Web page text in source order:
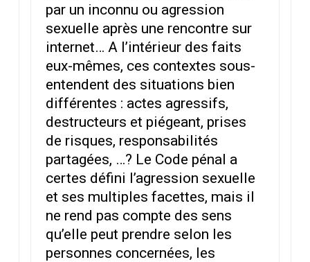
par un inconnu ou agression
sexuelle après une rencontre sur
internet… A l’intérieur des faits
eux-mêmes, ces contextes sous-
entendent des situations bien
différentes : actes agressifs,
destructeurs et piégeant, prises
de risques, responsabilités
partagées, …? Le Code pénal a
certes défini l’agression sexuelle
et ses multiples facettes, mais il
ne rend pas compte des sens
qu’elle peut prendre selon les
personnes concernées, les